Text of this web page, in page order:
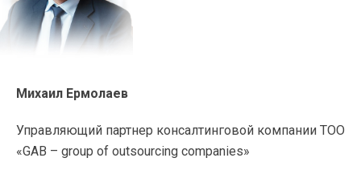
Михаил Ермолаев
Управляющий партнер консалтинговой компании ТОО
«GAB – group of outsourcing companies»